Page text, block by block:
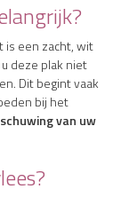
is een zacht, wit
deze plak niet
Dit begint vaak
bij het
van uw